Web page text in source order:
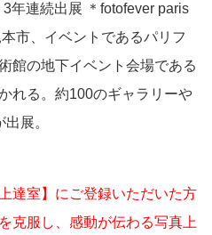
年連続出展 ＊fotofever paris
市、イベントであるパリフ
館の地下イベント会場である
れる。約100のギャラリーや
展。
達室】にご登録いただいた方
克服し、感動が伝わる写真上